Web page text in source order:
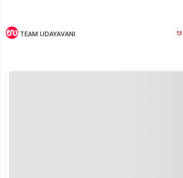
TEAM UDAYAVANI ಅ